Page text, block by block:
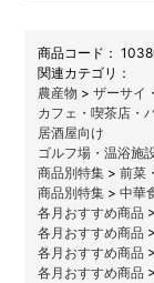
商品コード：
関連カテゴリ：
農産物 >ザーサイ
カフェ・喫茶店・
居酒屋向け
ゴルフ場・温浴施
商品別特集 >前菜
商品別特集 >中華
各月おすすめ商品 >
各月おすすめ商品 >
各月おすすめ商品
各月おすすめ商品